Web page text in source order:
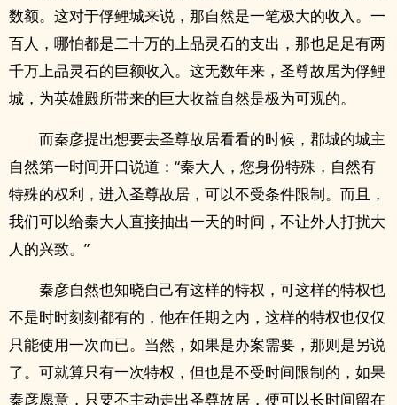
数额。这对于俘鲤城来说，那自然是一笔极大的收入。一
百人，哪怕都是二十万的上品灵石的支出，那也足足有两
千万上品灵石的巨额收入。这无数年来，圣尊故居为俘鲤
城，为英雄殿所带来的巨大收益自然是极为可观的。
而秦彦提出想要去圣尊故居看看的时候，郡城的城主
自然第一时间开口说道：“秦大人，您身份特殊，自然有
特殊的权利，进入圣尊故居，可以不受条件限制。而且，
我们可以给秦大人直接抽出一天的时间，不让外人打扰大
人的兴致。”
秦彦自然也知晓自己有这样的特权，可这样的特权也
不是时时刻刻都有的，他在任期之内，这样的特权也仅仅
只能使用一次而已。当然，如果是办案需要，那则是另说
了。可就算只有一次特权，但也是不受时间限制的，如果
秦彦愿意，只要不主动走出圣尊故居，便可以长时间留在